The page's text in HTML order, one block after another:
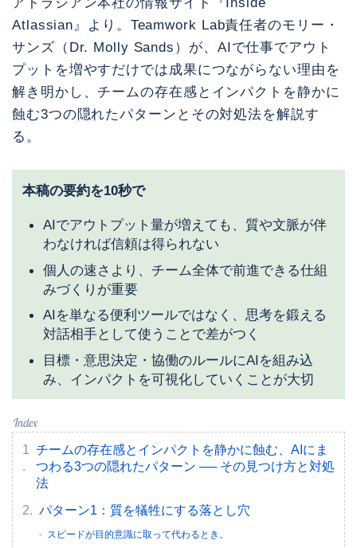
Atlassian』より。Teamwork Lab責任者のモリー・
サンズ（Dr. Molly Sands）が、AIで仕事でアウト
プットを増やすだけでは成果につながらない理由を
解き明かし、チームの存在感とインパクトを静かに
蝕む3つの隠れたパターンとその対処法を解説す
る。
本稿の要約を10秒で
AIでアウトプット量が増えても、質や文脈が伴
わなければ信頼は得られない
個人の速さより、チーム全体で前進できる仕組
みづくりが重要
AIを単なる便利ツールではなく、思考を鍛える
対話相手として使うことで差がつく
目標・意思決定・協働のルールにAIを組み込
み、インパクトを可視化していくことが大切
チームの存在感とインパクトを静かに蝕む、AIにま
つわる3つの隠れたパターン ── その見つけ方と対処
法
パターン1：質を犠牲にする落とし穴
スピードが目的意識に取って代わるとき。